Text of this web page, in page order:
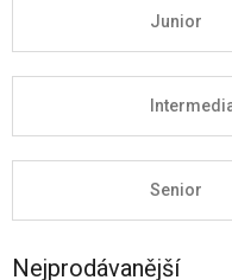
Junior
Senior
Nejprodávanější